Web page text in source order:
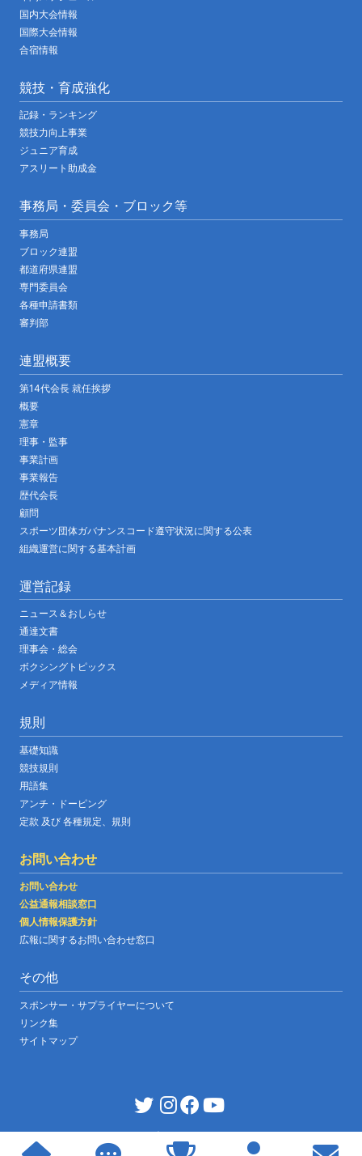
国内大会情報
国際大会情報
合宿情報
競技・育成強化
記録・ランキング
競技力向上事業
ジュニア育成
アスリート助成金
事務局・委員会・ブロック等
事務局
ブロック連盟
都道府県連盟
専門委員会
各種申請書類
審判部
連盟概要
第14代会長 就任挨拶
概要
憲章
理事・監事
事業計画
事業報告
歴代会長
顧問
スポーツ団体ガバナンスコード遵守状況に関する公表
組織運営に関する基本計画
運営記録
ニュース＆おしらせ
通達文書
理事会・総会
ボクシングトピックス
メディア情報
規則
基礎知識
競技規則
用語集
アンチ・ドーピング
定款 及び 各種規定、規則
お問い合わせ
お問い合わせ
公益通報相談窓口
個人情報保護方針
広報に関するお問い合わせ窓口
その他
スポンサー・サプライヤーについて
リンク集
サイトマップ